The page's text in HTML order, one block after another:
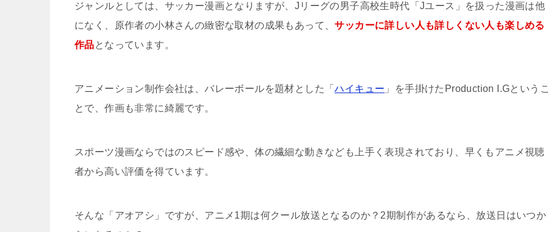
ジャンルとしては、サッカー漫画となりますが、Jリーグの男子高校生時代「Jユース」を扱った漫画は他
になく、原作者の小林さんの緻密な取材の成果もあって、サッカーに詳しい人も詳しくない人も楽しめる
作品となっています。
アニメーション制作会社は、バレーボールを題材とした「ハイキュー 」を手掛けたProduction I.Gというこ
とで、作画も非常に綺麗です。
スポーツ漫画ならではのスピード感や、体の繊細な動きなども上手く表現されており、早くもアニメ視聴
者から高い評価を得ています。
そんな「アオアシ」ですが、アニメ1期は何クール放送となるのか？2期制作があるなら、放送日はいつか